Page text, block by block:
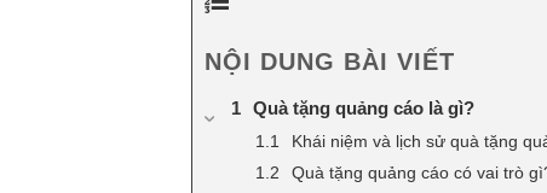
NỘI DUNG BÀI VIẾT
Quà tặng quảng cáo là gì?
Khái niệm và lịch sử quà tặng
Quà tặng quảng cáo có vai trò